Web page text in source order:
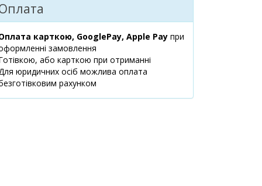
маршрут
м.Київ,
бул.Кольцова, 9
08:00-21:00
маршрут
4 шт. 144.90 ₴
144.90 ₴
карткою, GooglePay, Apple Pay при
замовлення
або карткою при отриманні
юридичних осіб можлива оплата
рахунком